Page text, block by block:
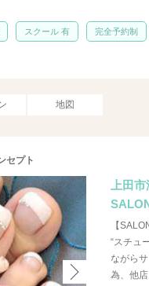
スクール 有 完全予約制
地図
セプト
上田
【
“スチュ
ながら
為、他